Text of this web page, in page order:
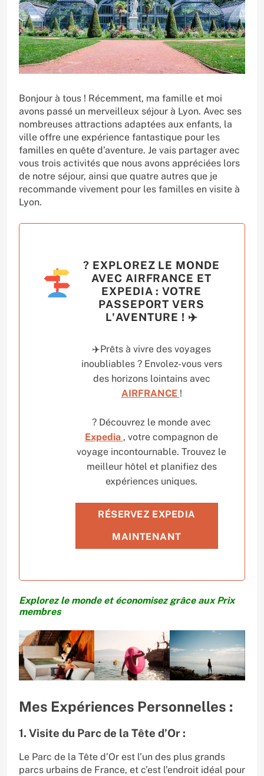
Bonjour à tous ! Récemment, ma famille et moi
avons passé un merveilleux séjour à Lyon. Avec ses
nombreuses attractions adaptées aux enfants, la
ville offre une expérience fantastique pour les
familles en quête d’aventure. Je vais partager avec
vous trois activités que nous avons appréciées lors
de notre séjour, ainsi que quatre autres que je
recommande vivement pour les familles en visite à
Lyon.
? EXPLOREZ LE MONDE
AVEC AIRFRANCE ET
EXPEDIA : VOTRE
PASSEPORT VERS
L'AVENTURE ! ✈️
✈️Prêts à vivre des voyages
inoubliables ? Envolez-vous vers
des horizons lointains avec
AIRFRANCE !
? Découvrez le monde avec
Expedia , votre compagnon de
voyage incontournable. Trouvez le
meilleur hôtel et planifiez des
expériences uniques.
RÉSERVEZ EXPEDIA
MAINTENANT
Explorez le monde et économisez grâce aux Prix
membres
Mes Expériences Personnelles :
1. Visite du Parc de la Tête d’Or :
Le Parc de la Tête d’Or est l’un des plus grands
parcs urbains de France, et c’est l’endroit idéal pour